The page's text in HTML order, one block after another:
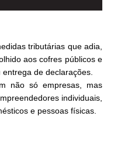
tributárias que adia,
aos cofres públicos e
de declarações.
não só empresas, mas
individuais,
e pessoas físicas.